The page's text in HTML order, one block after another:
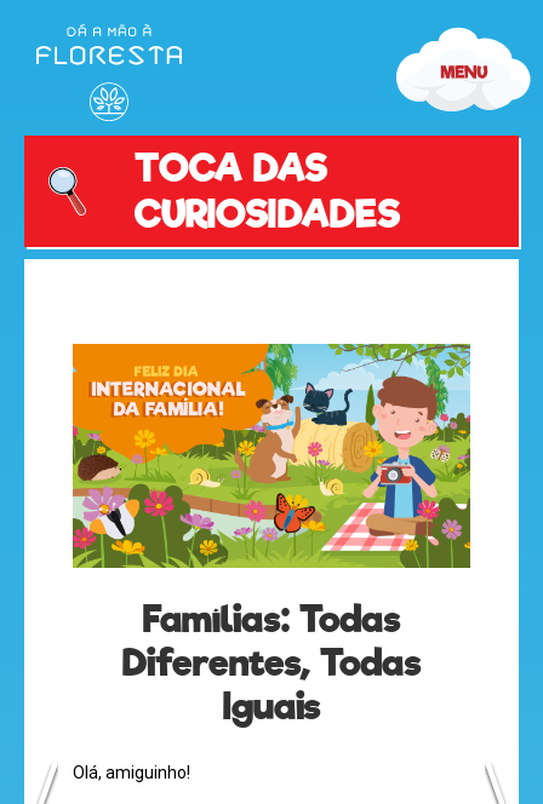
TOCA DAS
CURIOSIDADES
Famílias: Todas
Diferentes, Todas
Iguais
Olá, amiguinho!